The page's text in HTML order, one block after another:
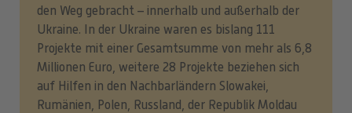
den Weg gebracht – innerhalb und außerhalb der
Ukraine. In der Ukraine waren es bislang 111
Projekte mit einer Gesamtsumme von mehr als 6,8
Millionen Euro, weitere 28 Projekte beziehen sich
auf Hilfen in den Nachbarländern Slowakei,
Rumänien, Polen, Russland, der Republik Moldau